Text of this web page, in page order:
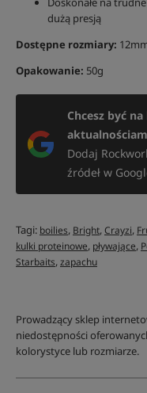
dużą presją
Dostępne rozmiary:
Opakowanie: 50g
Chcesz być
Dodaj
źródeł w
Tagi: boilies, Bright,Crayzi,
kulki proteinowe, pływające,
Starbaits,zapachu
Prowadzący sklep
niedostępności
kolorystyce lub rozmiarze.